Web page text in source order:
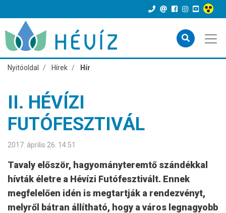
Nyitóoldal Hírek Hír
II. HÉVÍZI
FUTÓFESZTIVÁL
2017. április 26. 14:51
Tavaly először, hagyományteremtő szándékkal
hívták életre a Hévízi Futófesztivált. Ennek
megfelelően idén is megtartják a rendezvényt,
melyről bátran állítható, hogy a város legnagyobb